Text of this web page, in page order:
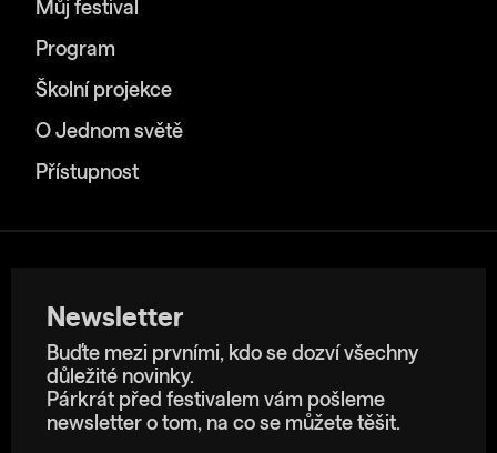
Můj festival
Program
Školní projekce
O Jednom světě
Přístupnost
Newsletter
Buďte mezi prvními, kdo se dozví všechny
důležité novinky.
Párkrát před festivalem vám pošleme
newsletter o tom, na co se můžete těšit.